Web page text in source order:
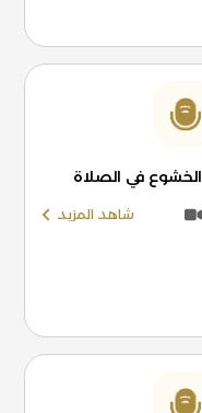
الخشوع في الصلاة
شاهد المزيد